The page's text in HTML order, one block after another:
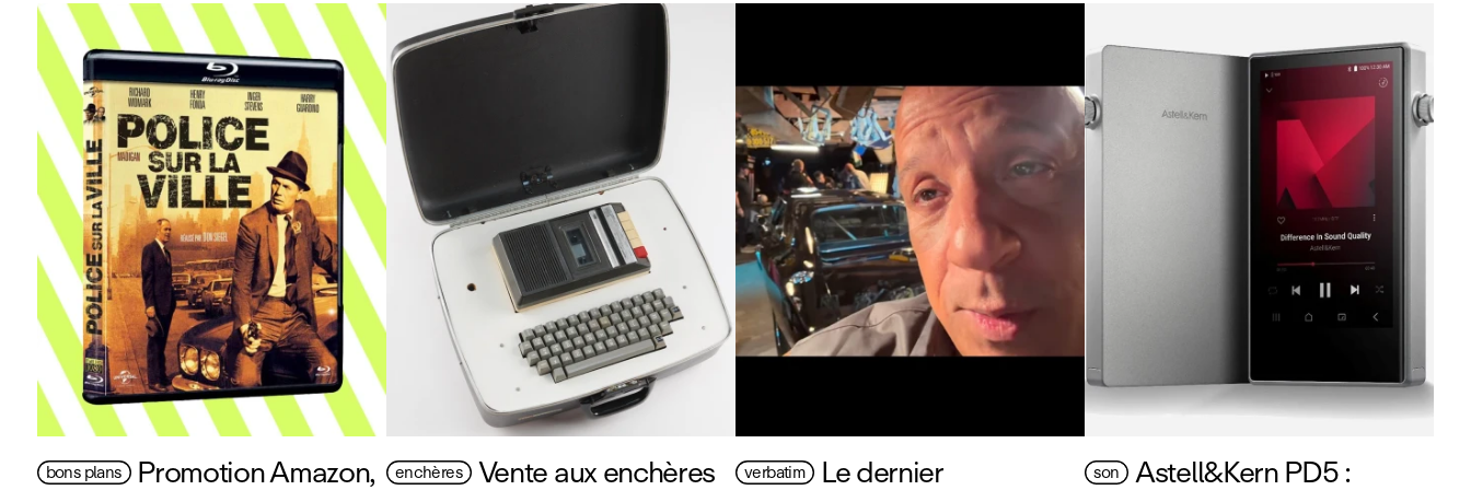
bons plans Promotion Amazon, enchères Vente aux enchères verbatim Le dernier son Astell&Kern PD5 :